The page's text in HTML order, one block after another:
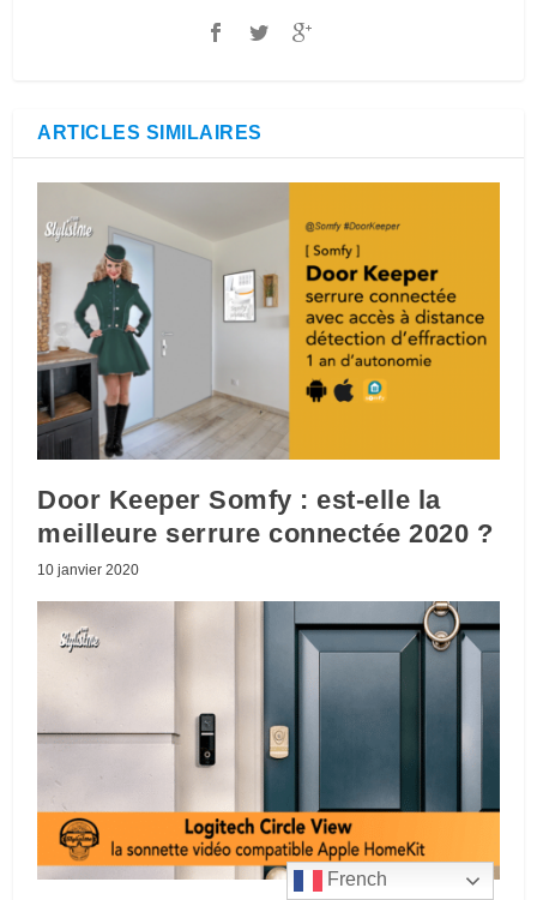
ARTICLES SIMILAIRES
Door Keeper Somfy : est-elle la
meilleure serrure connectée 2020 ?
10 janvier 2020
French